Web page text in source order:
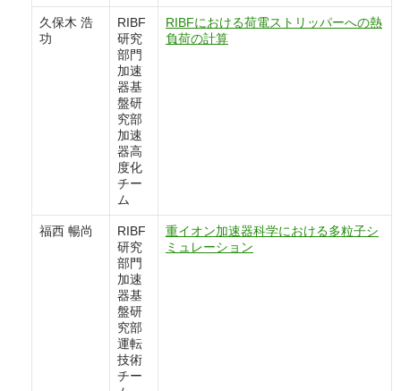
久保木 浩
功
RIBF
研究
部門
加速
器基
盤研
究部
加速
器高
度化
チー
ム
RIBFにおける荷電ストリッパーへの熱
負荷の計算
福西 暢尚
RIBF
研究
部門
加速
器基
盤研
究部
運転
技術
チー
重イオン加速器科学における多粒子シ
ミュレーション